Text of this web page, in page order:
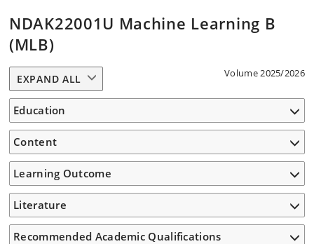
NDAK22001U Machine Learning B
(MLB)
Volume 2025/2026
EXPAND ALL
Education
Content
Learning Outcome
Literature
Recommended Academic Qualifications